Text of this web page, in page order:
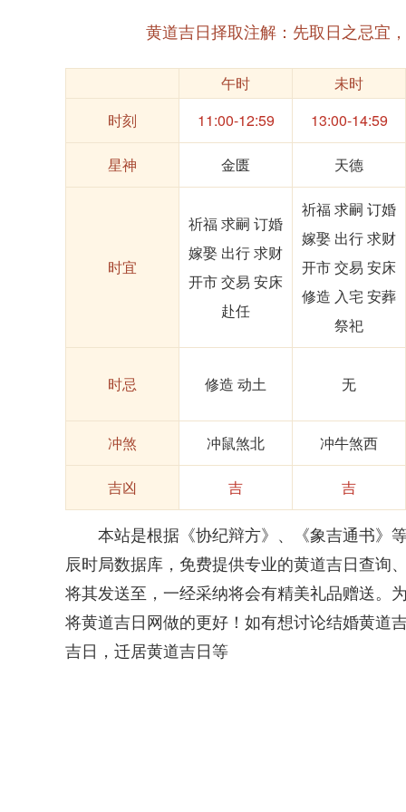
黄道吉日择取注解：先取日之忌宜
午时
未时
时刻
11:00-12:59 13:00-14:59
星神 金匮 天德
时宜
祈福 求嗣 订婚
嫁娶 出行 求财
开市 交易 安床
赴任
祈福 求嗣 订婚
嫁娶 出行 求财
开市 交易 安床
修造 入宅 安葬
祭祀
时忌 修造 动土 无
冲煞 冲鼠煞北 冲牛煞西
吉凶 吉 吉
本站是根据《协纪辩方》、《象吉通书》
辰时局数据库，免费提供专业的黄道吉日查询
将其发送至，一经采纳将会有精美礼品赠送。
将黄道吉日网做的更好！如有想讨论结婚黄道
吉日，迁居黄道吉日等